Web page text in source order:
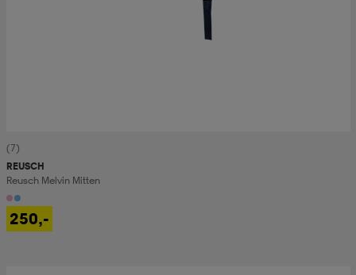
(7)
REUSCH
Reusch Melvin Mitten
250,-